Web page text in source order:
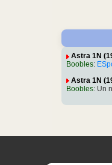
Astra 1N
Boobles:
Astra 1N
Boobles: Un